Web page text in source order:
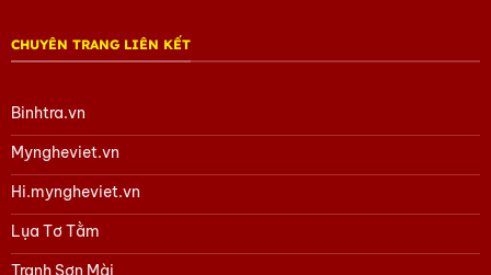
CHUYÊN TRANG LIÊN KẾT
Binhtra.vn
Myngheviet.vn
Hi.myngheviet.vn
Lụa Tơ Tằm
Tranh Sơn Mài